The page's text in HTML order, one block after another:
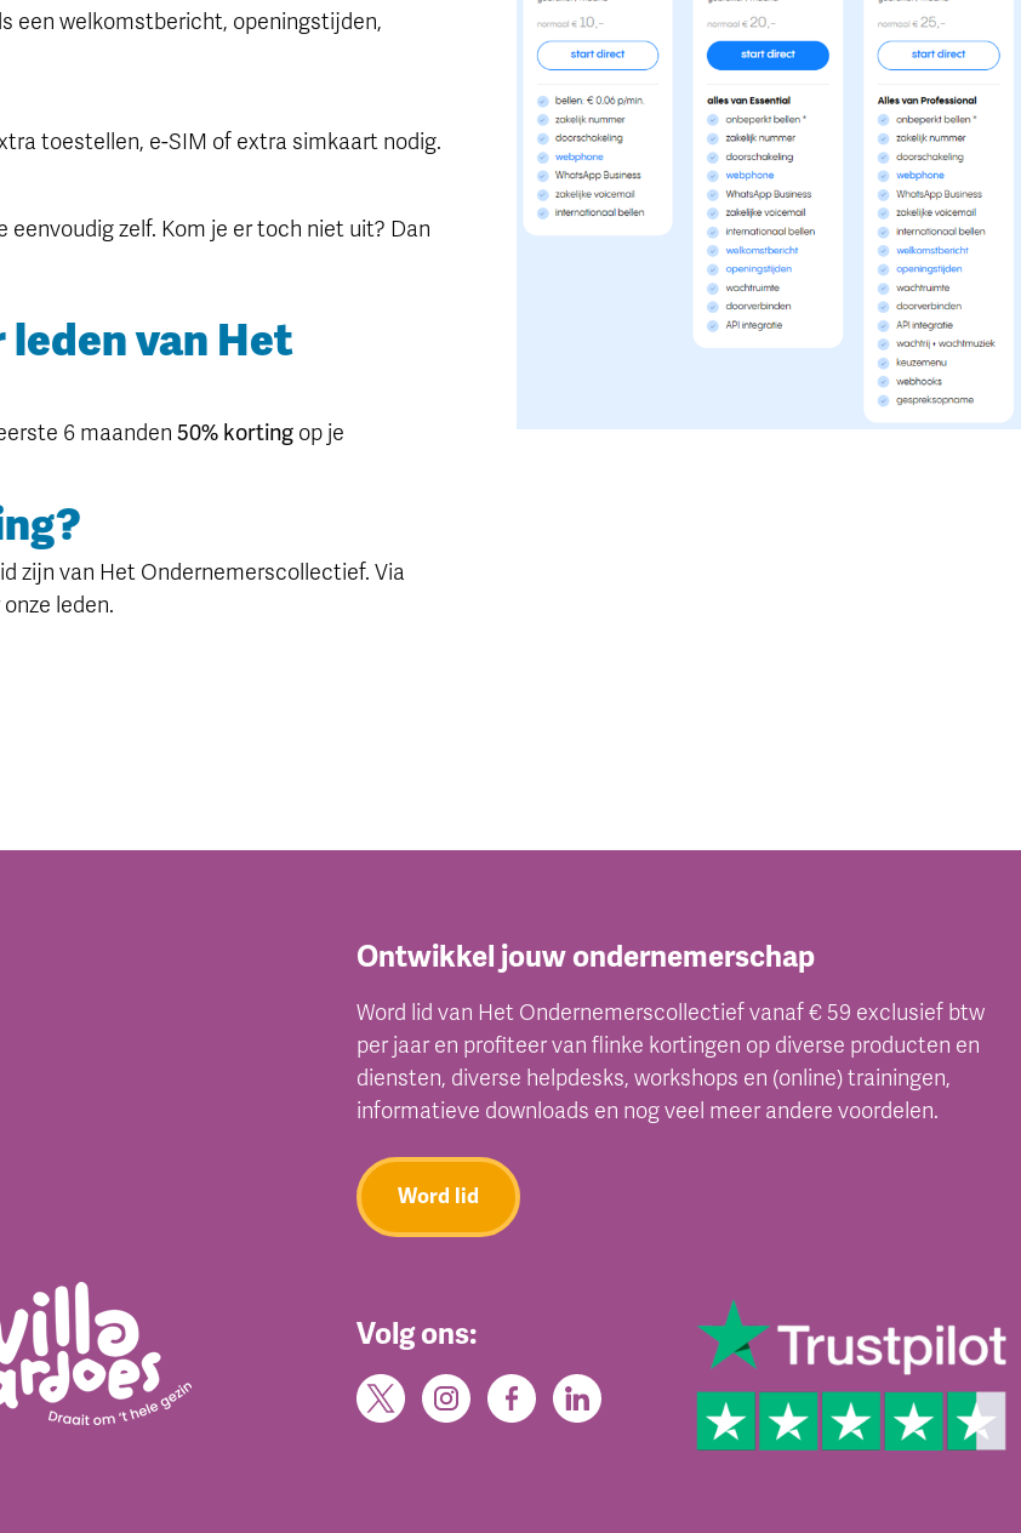
een welkomstbericht, openingstijden,
toestellen, e-SIM of extra simkaart nodig.
zelf. Kom je er toch niet uit? Dan
van Het
6 maanden 50% korting op je
zijn van Het Ondernemerscollectief. Via
leden.
Ontwikkel jouw ondernemerschap
Word lid van Het Ondernemerscollectief vanaf € 59 exclusief btw
per jaar en profiteer van flinke kortingen op diverse producten en
diensten, diverse helpdesks, workshops en (online) trainingen,
informatieve downloads en nog veel meer andere voordelen.
Word lid
Volg ons: